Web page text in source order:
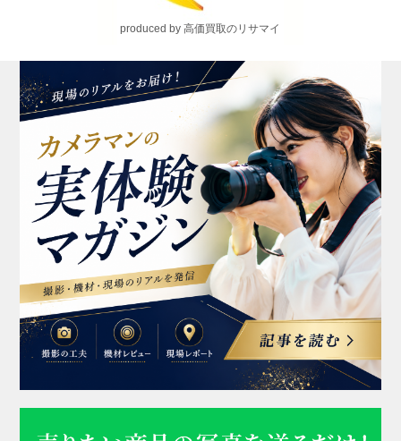
produced by 高価買取のリサマイ